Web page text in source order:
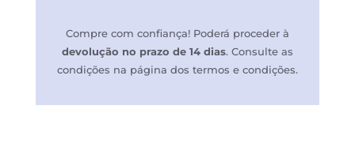
Compre com confiança! Poderá proceder à
devolução no prazo de 14 dias. Consulte as
condições na página dos termos e condições.